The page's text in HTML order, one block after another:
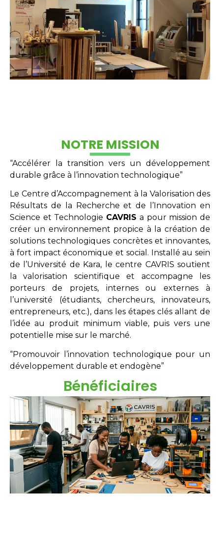
NOTRE MISSION
“Accélérer la transition vers un développement
durable grâce à l’innovation technologique”
Le Centre d’Accompagnement à la Valorisation des
Résultats de la Recherche et de l’Innovation en
Science et Technologie CAVRIS a pour mission de
créer un environnement propice à la création de
solutions technologiques concrètes et innovantes,
à fort impact économique et social. Installé au sein
de l’Université de Kara, le centre CAVRIS soutient
la valorisation scientifique et accompagne les
porteurs de projets, internes ou externes à
l’université (étudiants, chercheurs, innovateurs,
entrepreneurs, etc.), dans les étapes clés allant de
l’idée au produit minimum viable, puis vers une
potentielle mise sur le marché.
“Promouvoir l’innovation technologique pour un
développement durable et endogène”
Bénéficiaires
Étudiants Néo-diplômés Doctorants
Chercheurs
Innovateurs
Entreprises acteurs sociaux.